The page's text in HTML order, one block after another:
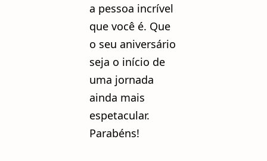
a pessoa incrível
que você é. Que
o seu aniversário
seja o início de
uma jornada
ainda mais
espetacular.
Parabéns!